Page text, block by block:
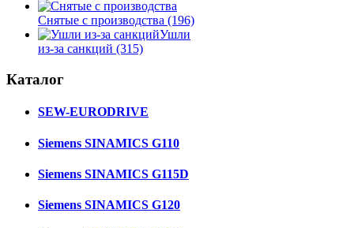
Снятые с производства (196)
Ушли
из-за санкций (315)
Каталог
SEW-EURODRIVE
Siemens SINAMICS G110
Siemens SINAMICS G115D
Siemens SINAMICS G120